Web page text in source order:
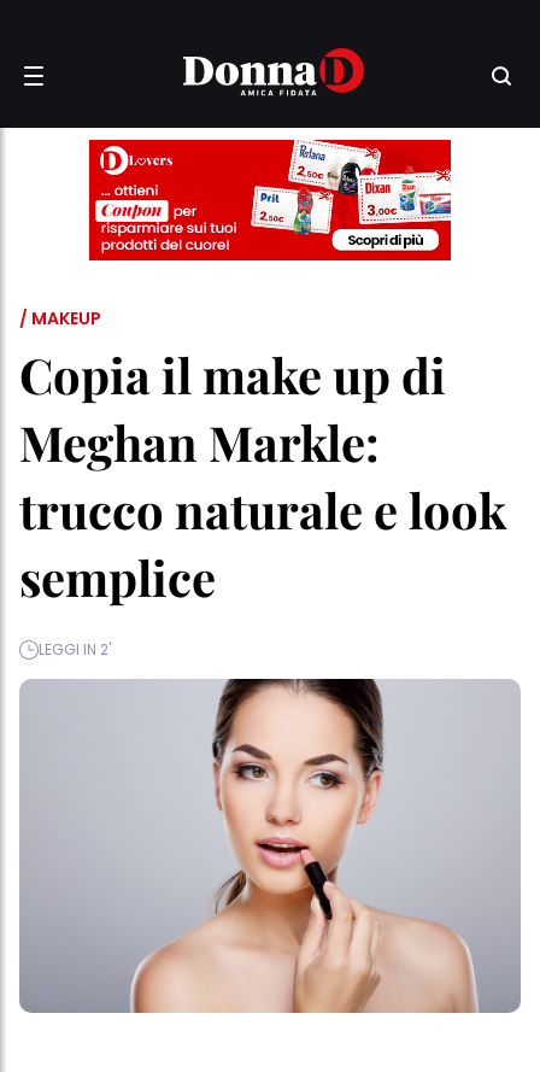
/ MAKEUP
Copia il make up di
Meghan Markle:
trucco naturale e look
semplice
LEGGI IN 2'